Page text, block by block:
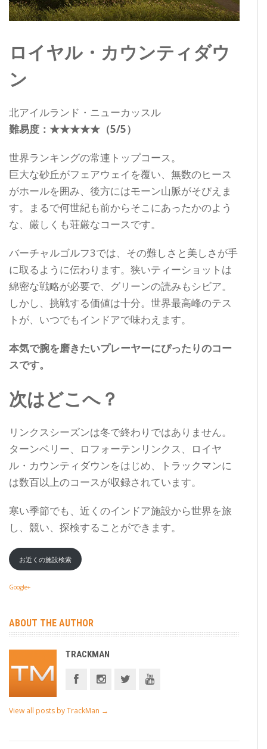
ロイヤル・カウンティダウ
ン
北アイルランド・ニューカッスル
難易度：★★★★★（5/5）
世界ランキングの常連トップコース。
巨大な砂丘がフェアウェイを覆い、無数のヒース
がホールを囲み、後方にはモーン山脈がそびえま
す。まるで何世紀も前からそこにあったかのよう
な、厳しくも荘厳なコースです。
バーチャルゴルフ3では、その難しさと美しさが手
に取るように伝わります。狭いティーショットは
綿密な戦略が必要で、グリーンの読みもシビア。
しかし、挑戦する価値は十分。世界最高峰のテス
トが、いつでもインドアで味わえます。
本気で腕を磨きたいプレーヤーにぴったりのコー
スです。
次はどこへ？
リンクスシーズンは冬で終わりではありません。
ターンベリー、ロフォーテンリンクス、ロイヤ
ル・カウンティダウンをはじめ、トラックマンに
は数百以上のコースが収録されています。
寒い季節でも、近くのインドア施設から世界を旅
し、競い、探検することができます。
お近くの施設検索
Google+
ABOUT THE AUTHOR
TRACKMAN
View all posts by TrackMan →